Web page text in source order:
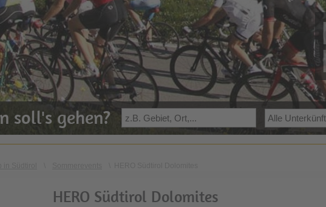
soll's gehen?
HERO Südtirol Dolomites